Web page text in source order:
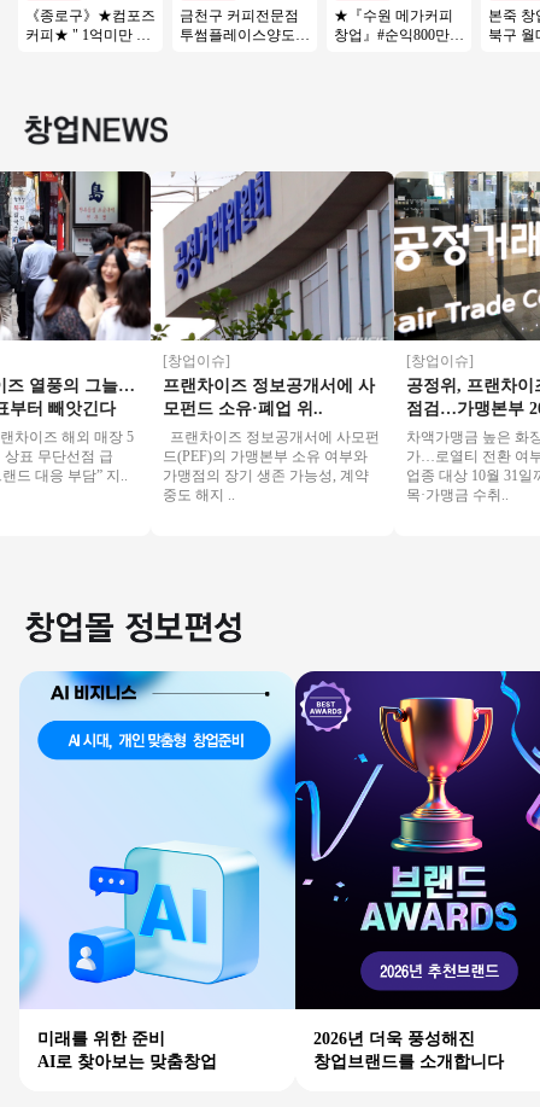
《종로구》★컴포즈
커피★ " 1억미만 소
금천구 커피전문점
투썸플레이스양도양
★『수원 메가커피
창업』#순익800만#
본죽 창
북구 월
풍의 그늘…
빼앗긴다
즈 해외 매장 5
단선점 급
응 부담” 지..
[창업이슈]
프랜차이즈 정보공개서에 사
모펀드 소유·폐업 위..
프랜차이즈 정보공개서에 사모펀
드(PEF)의 가맹본부 소유 여부와
가맹점의 장기 생존 가능성, 계약
중도 해지 ..
[창업이슈]
공정위, 프랜차이즈
점검…가맹본부 20..
차액가맹금 높은 화장품
가…로열티 전환 여부도
업종 대상 10월 31일까지
목·가맹금 수취..
미래를 위한 준비
AI로 찾아보는 맞춤창업
2026년 더욱 풍성해진
창업브랜드를 소개합니다